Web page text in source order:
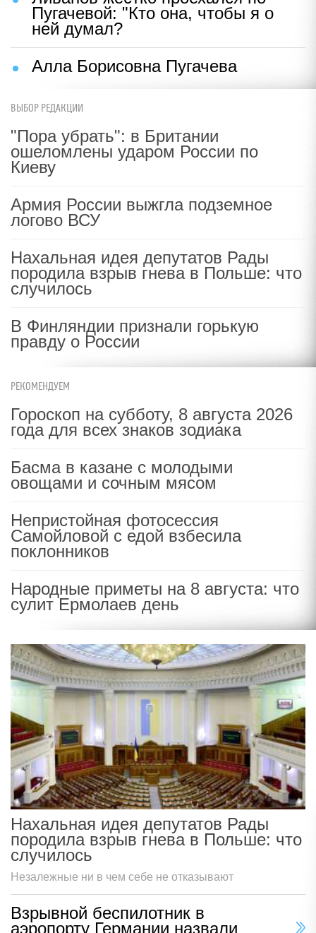
Пугачевой: "Кто она, чтобы я о
ней думал?
Алла Борисовна Пугачева
ВЫБОР РЕДАКЦИИ
"Пора убрать": в Британии
ошеломлены ударом России по
Киеву
Армия России выжгла подземное
логово ВСУ
Нахальная идея депутатов Рады
породила взрыв гнева в Польше: что
случилось
В Финляндии признали горькую
правду о России
РЕКОМЕНДУЕМ
Гороскоп на субботу, 8 августа 2026
года для всех знаков зодиака
Басма в казане с молодыми
овощами и сочным мясом
Непристойная фотосессия
Самойловой с едой взбесила
поклонников
Народные приметы на 8 августа: что
сулит Ермолаев день
Нахальная идея депутатов Рады
породила взрыв гнева в Польше: что
случилось
Незалежные ни в чем себе не отказывают
Взрывной беспилотник в
аэропорту Германии назвали